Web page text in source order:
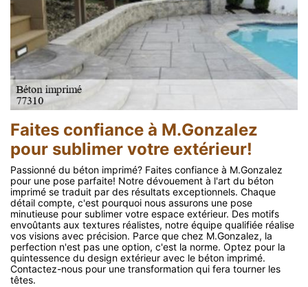
Faites confiance à M.Gonzalez
pour sublimer votre extérieur!
Passionné du béton imprimé? Faites confiance à M.Gonzalez
pour une pose parfaite! Notre dévouement à l'art du béton
imprimé se traduit par des résultats exceptionnels. Chaque
détail compte, c'est pourquoi nous assurons une pose
minutieuse pour sublimer votre espace extérieur. Des motifs
envoûtants aux textures réalistes, notre équipe qualifiée réalise
vos visions avec précision. Parce que chez M.Gonzalez, la
perfection n'est pas une option, c'est la norme. Optez pour la
quintessence du design extérieur avec le béton imprimé.
Contactez-nous pour une transformation qui fera tourner les
têtes.